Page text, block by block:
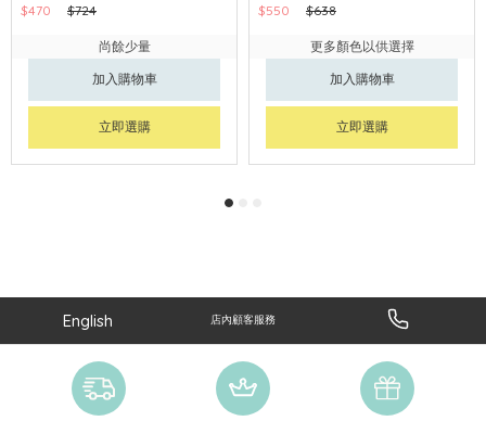
$470
$724
尚餘少量
加入購物車
立即選購
$550
$638
更多顏色以供選擇
加入購物車
立即選購
English 店內顧客服務